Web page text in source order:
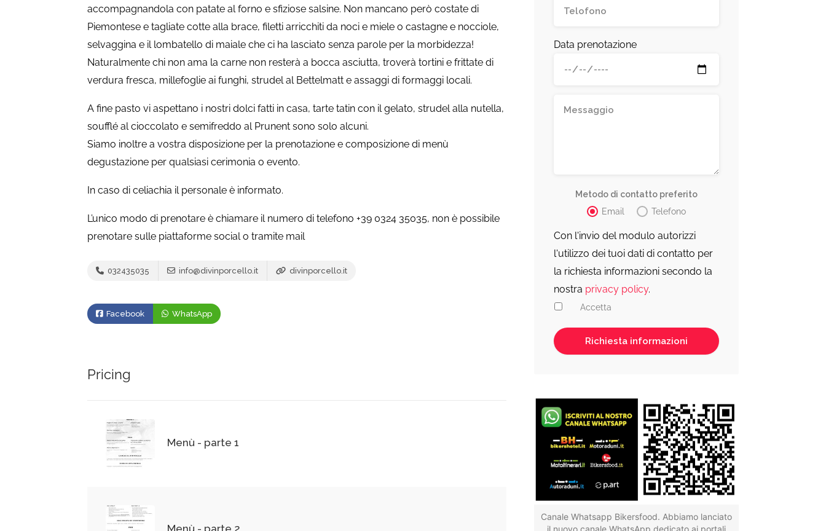
accompagnandola con patate al forno e sfiziose salsine. Non mancano però costate di
Piemontese e tagliate cotte alla brace, filetti arricchiti da noci e miele o castagne e nocciole,
selvaggina e il lombatello di maiale che ci ha lasciato senza parole per la morbidezza!
Naturalmente chi non ama la carne non resterà a bocca asciutta, troverà tortini e frittate di
verdura fresca, millefoglie ai funghi, strudel al Bettelmatt e assaggi di formaggi locali.
A fine pasto vi aspettano i nostri dolci fatti in casa, tarte tatin con il gelato, strudel alla nutella,
soufflé al cioccolato e semifreddo al Prunent sono solo alcuni.
Siamo inoltre a vostra disposizione per la prenotazione e composizione di menù
degustazione per qualsiasi cerimonia o evento.
In caso di celiachia il personale è informato.
L’unico modo di prenotare è chiamare il numero di telefono +39 0324 35035, non è possibile
prenotare sulle piattaforme social o tramite mail
032435035 info@divinporcello.it divinporcello.it
Facebook WhatsApp
Pricing
Menù - parte 1
Data prenotazione
Metodo di contatto preferito
Email
Telefono
Con l'invio del modulo autorizzi
l'utilizzo dei tuoi dati di contatto per
la richiesta informazioni secondo la
nostra privacy policy.
Accetta
Canale Whatsapp Bikersfood. Abbiamo lanciato
il nuovo canale WhatsApp dedicato ai portali